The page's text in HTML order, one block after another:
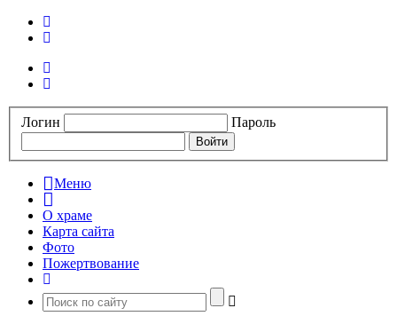
Логин Пароль
Меню
О храме
Карта сайта
Фото
Пожертвование